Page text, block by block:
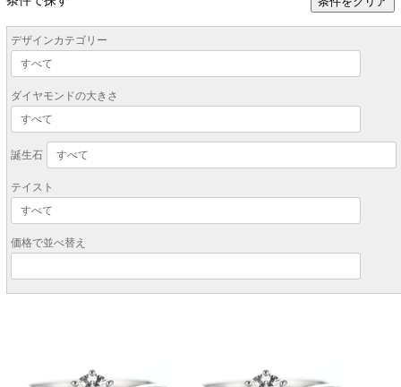
デザインカテゴリー
ダイヤモンドの大きさ
誕生石
テイスト
価格で並べ替え